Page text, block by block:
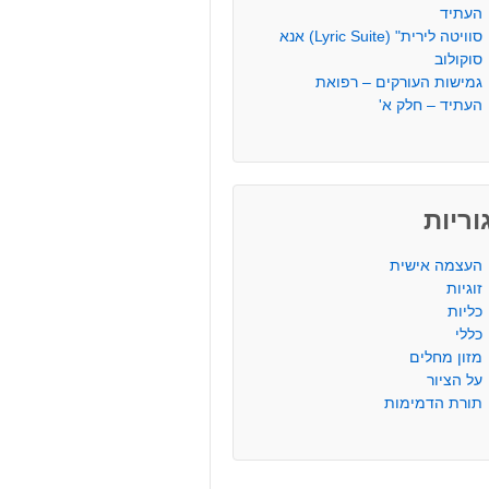
העתיד
סוויטה לירית" (Lyric Suite) אנא
סוקולוב
גמישות העורקים – רפואת
העתיד – חלק א'
העצמה אישית
זוגיות
כליות
כללי
מזון מחלים
על הציור
תורת הדמימות